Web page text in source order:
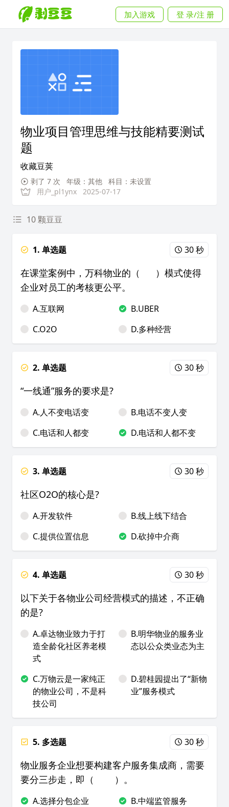
加入游戏 登 录/注 册
物业项目管理思维与技能精要测试
题
收藏豆荚
剥了 7 次 年级：其他
科目：未设置
用户_pl1ynx
2025-07-17
10 颗豆豆
1. 单选题 30 秒
在课堂案例中，万科物业的（ ）模式使得
企业对员工的考核更公平。
A.互联网
B.UBER
C.O2O
D.多种经营
2. 单选题 30 秒
“一线通”服务的要求是?
A.人不变电话变
B.电话不变人变
C.电话和人都变
D.电话和人都不变
3. 单选题 30 秒
社区O2O的核心是?
A.开发软件
B.线上线下结合
C.提供位置信息
D.砍掉中介商
4. 单选题 30 秒
以下关于各物业公司经营模式的描述，不正确
的是?
A.卓达物业致力于打
造全龄化社区养老模
式
B.明华物业的服务业
态以公众类业态为主
C.万物云是一家纯正
的物业公司，不是科
技公司
D.碧桂园提出了“新物
业”服务模式
5. 多选题 30 秒
物业服务企业想要构建客户服务集成商，需要
要分三步走，即（ ）。
A.选择分包企业
B.中端监管服务